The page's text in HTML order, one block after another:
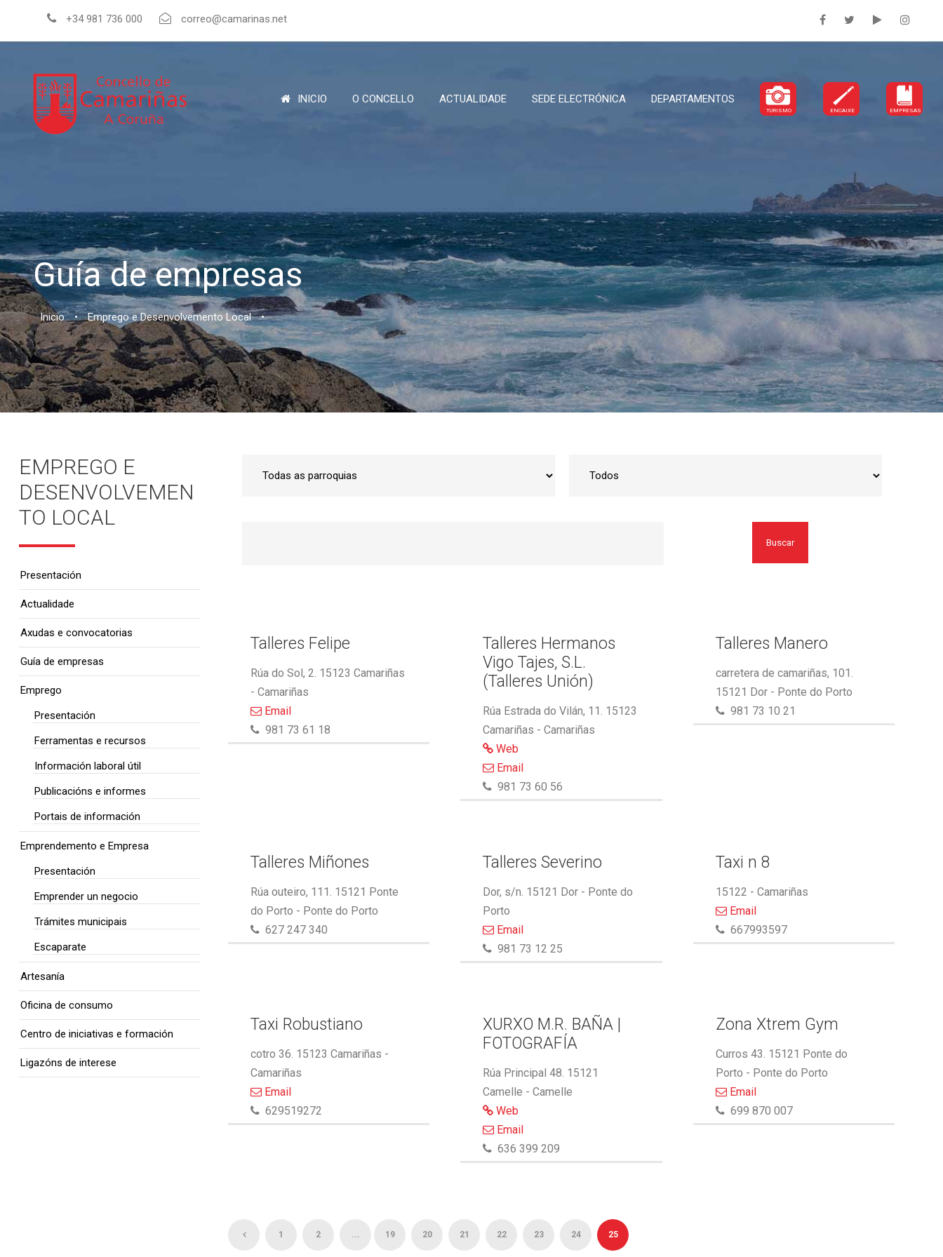
+34 981 736 000 correo@camarinas.net
INICIO O CONCELLO ACTUALIDADE SEDE ELECTRÓNICA DEPARTAMENTOS
TURISMO ENCAIXE EMPRESAS
Guía de empresas
Inicio • Emprego e Desenvolvemento Local •
Buscar
Talleres Felipe
Rúa do Sol, 2. 15123 Camariñas
- Camariñas
Email
981 73 61 18
Talleres Hermanos
Vigo Tajes, S.L.
(Talleres Unión)
Rúa Estrada do Vilán, 11. 15123
Camariñas - Camariñas
Web
Email
981 73 60 56
Talleres Manero
carretera de camariñas, 101.
15121 Dor - Ponte do Porto
981 73 10 21
Talleres Miñones
Rúa outeiro, 111. 15121 Ponte
do Porto - Ponte do Porto
627 247 340
Talleres Severino
Dor, s/n. 15121 Dor - Ponte do
Porto
Email
981 73 12 25
Taxi n 8
15122 - Camariñas
Email
667993597
Taxi Robustiano
cotro 36. 15123 Camariñas -
Camariñas
Email
629519272
XURXO M.R. BAÑA |
FOTOGRAFÍA
Rúa Principal 48. 15121
Camelle - Camelle
Web
Email
636 399 209
Zona Xtrem Gym
Curros 43. 15121 Ponte do
Porto - Ponte do Porto
Email
699 870 007
1 2 ... 19 20 21 22 23 24 25
EMPREGO E
DESENVOLVEMEN
TO LOCAL
Presentación
Actualidade
Axudas e convocatorias
Guía de empresas
Emprego
Presentación
Ferramentas e recursos
Información laboral útil
Publicacións e informes
Portais de información
Emprendemento e Empresa
Presentación
Emprender un negocio
Trámites municipais
Escaparate
Artesanía
Oficina de consumo
Centro de iniciativas e formación
Ligazóns de interese